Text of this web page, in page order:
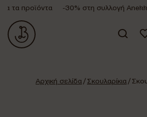
τα προϊόντα -30% στη συλλογή Anekke
Αρχική σελίδα/Σκουλαρίκια/